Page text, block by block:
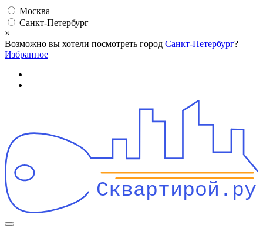
Москва
Санкт-Петербург
×
Возможно вы хотели посмотреть город Санкт-Петербург?
Избранное
Сквартирой.ру